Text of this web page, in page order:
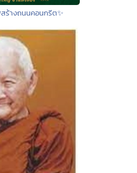
ร้างถนนคอนกรีต✨